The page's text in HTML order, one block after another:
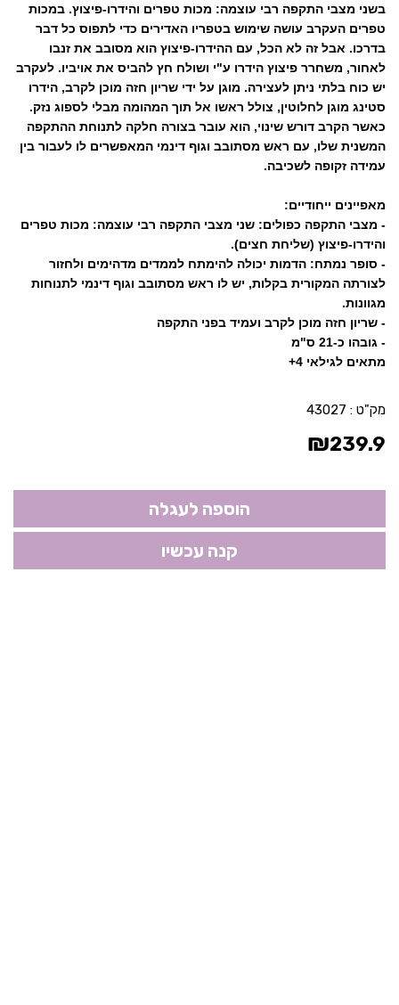
בשני מצבי התקפה רבי עוצמה: מכות טפרים והידרו-פיצוץ. במכות
טפרים העקרב עושה שימוש בטפריו האדירים כדי לתפוס כל דבר
בדרכו. אבל זה לא הכל, עם ההידרו-פיצוץ הוא מסובב את זנבו
לאחור, משחרר פיצוץ הידרו ע"י ושולח חץ להביס את אויביו. לעקרב
יש כוח בלתי ניתן לעצירה. מוגן על ידי שריון חזה מוכן לקרב, הידרו
סטינג מוגן לחלוטין, צולל ראשו אל תוך המהומה מבלי לספוג נזק.
כאשר הקרב דורש שינוי, הוא עובר בצורה חלקה לתנוחת ההתקפה
המשנית שלו, עם ראש מסתובב וגוף דינמי המאפשרים לו לעבור בין
עמידה זקופה לשכיבה.
מאפיינים ייחודיים:
- מצבי התקפה כפולים: שני מצבי התקפה רבי עוצמה: מכות טפרים
והידרו-פיצוץ (שליחת חצים).
- סופר נמתח: הדמות יכולה להימתח לממדים מדהימים ולחזור
לצורתה המקורית בקלות, יש לו ראש מסתובב וגוף דינמי לתנוחות
מגוונות.
- שריון חזה מוכן לקרב ועמיד בפני התקפה
- גובהו כ-21 ס"מ
מתאים לגילאי 4+
מק"ט : 43027
₪239.9